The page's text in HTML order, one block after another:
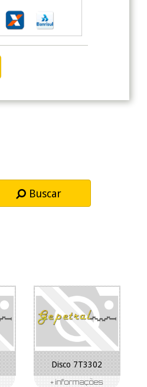
Buscar
Disco 7T3302